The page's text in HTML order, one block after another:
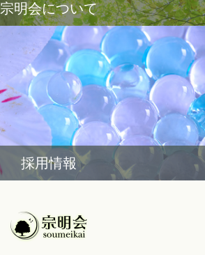
宗明会について
採用情報